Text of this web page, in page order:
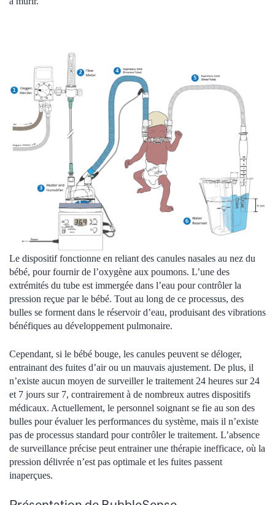
Le dispositif fonctionne en reliant des canules nasales au nez du
bébé, pour fournir de l’oxygène aux poumons. L’une des
extrémités du tube est immergée dans l’eau pour contrôler la
pression reçue par le bébé. Tout au long de ce processus, des
bulles se forment dans le réservoir d’eau, produisant des vibrations
bénéfiques au développement pulmonaire.
Cependant, si le bébé bouge, les canules peuvent se déloger,
entrainant des fuites d’air ou un mauvais ajustement. De plus, il
n’existe aucun moyen de surveiller le traitement 24 heures sur 24
et 7 jours sur 7, contrairement à de nombreux autres dispositifs
médicaux. Actuellement, le personnel soignant se fie au son des
bulles pour évaluer les performances du système, mais il n’existe
pas de processus standard pour contrôler le traitement. L’absence
de surveillance précise peut entrainer une thérapie inefficace, où la
pression délivrée n’est pas optimale et les fuites passent
inaperçues.